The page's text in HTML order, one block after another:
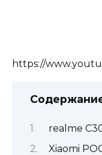
https://
realme
Xiaomi